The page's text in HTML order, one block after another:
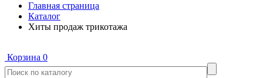
Главная страница
Каталог
Хиты продаж трикотажа
Корзина 0